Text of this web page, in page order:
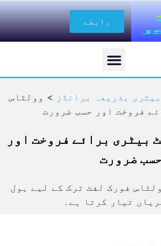
رابطے
بذریعہ برانڈز > وولٹاس
فروخت اور حسب ضرورت
بیٹری برائے فروخت اور
ضرورت
فورک لفٹ ٹرک کے لیے ہول
تیار کرتا ہے۔